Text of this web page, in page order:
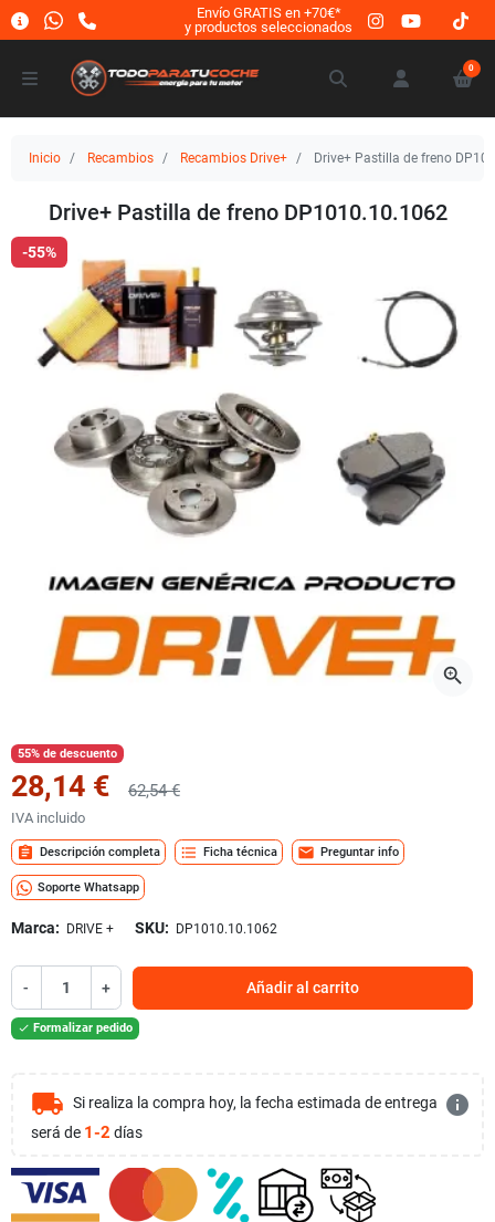
Envío GRATIS en +70€*
y productos seleccionados
0
Inicio Recambios Recambios Drive+ Drive+ Pastilla de freno
Drive+ Pastilla de freno DP1010.10.1062
-55%
zoom_in
55% de descuento
28,14 € 62,54 €
IVA incluido
assignment Descripción completa format_list_bulleted Ficha técnica mail Preguntar info
Soporte Whatsapp
Marca: DRIVE + SKU: DP1010.10.1062
- + Añadir al carrito
 Formalizar pedido
local_shipping Si realiza la compra hoy, la fecha estimada de entrega
será de 1-2 días
info